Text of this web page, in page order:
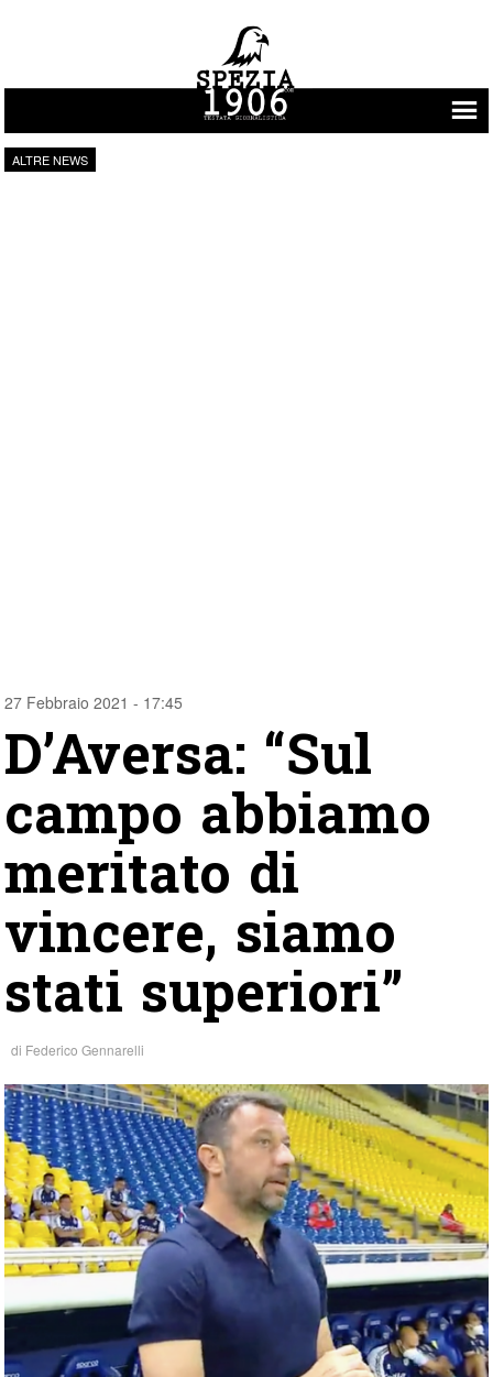
Vai al contenuto
ALTRE NEWS
27 Febbraio 2021 - 17:45
D’Aversa: “Sul
campo abbiamo
meritato di
vincere, siamo
stati superiori”
di Federico Gennarelli